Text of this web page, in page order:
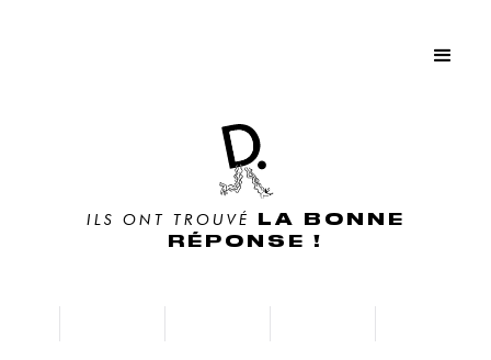
ILS ONT TROUVÉ LA BONNE
RÉPONSE !